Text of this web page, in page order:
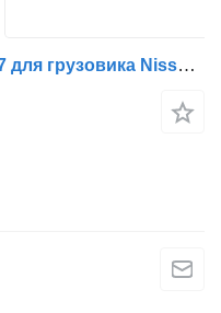
Рулевая колонка 6A2731 3607 для грузовика Nissan ATLEON | 00